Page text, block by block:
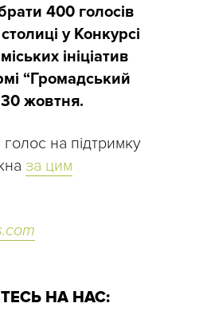
400 голосів
у Конкурсі
ініціатив
“Громадський
жовтня.
голос на підтримку
за цим
НА НАС: